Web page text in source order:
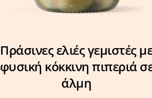
Πράσινες ελιές γεμιστές
φυσική κόκκινη πιπεριά
άλμη